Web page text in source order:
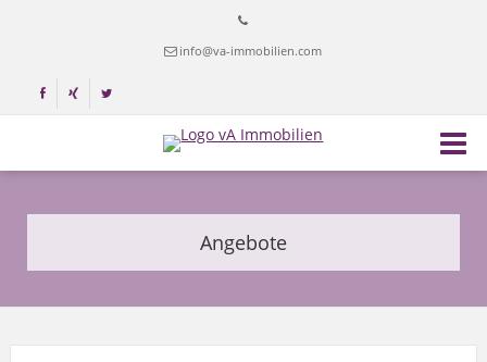
info@va-immobilien.com
Angebote